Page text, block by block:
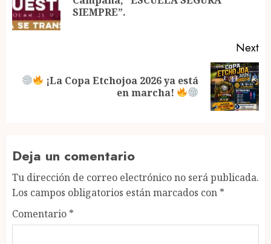
SIEMPRE”.
Next
Next
¡La Copa Etchojoa 2026 ya está
en marcha!
Deja un comentario
Tu dirección de correo electrónico no será publicada.
Los campos obligatorios están marcados con *
Comentario *